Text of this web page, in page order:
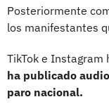
Posteriormente
los manifestantes
TikTok e Instagram
ha publicado
paro nacional.